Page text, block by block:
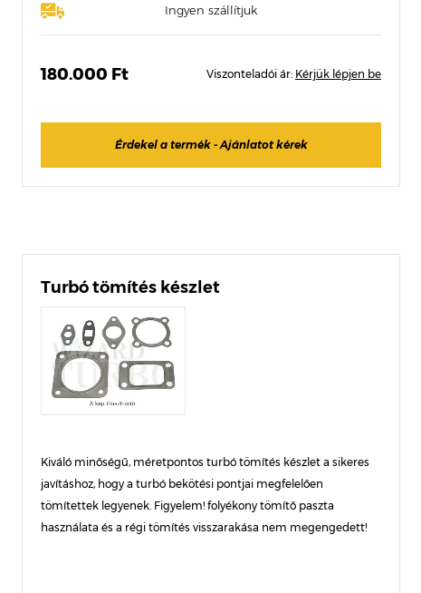
Ingyen szállítjuk
180.000 Ft Viszonteladói ár: Kérjük lépjen be
Érdekel a termék - Ajánlatot kérek
Turbó tömítés készlet
Kiváló minőségű, méretpontos turbó tömítés készlet a sikeres
javításhoz, hogy a turbó bekötési pontjai megfelelően
tömítettek legyenek. Figyelem! folyékony tömítő paszta
használata és a régi tömítés visszarakása nem megengedett!